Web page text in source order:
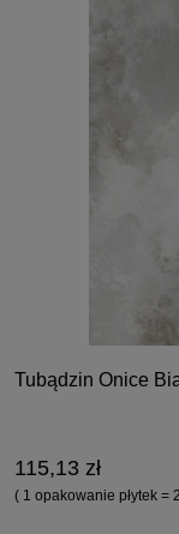
Tubądzin Onice
115,13 zł
( 1 opakowanie płytek =